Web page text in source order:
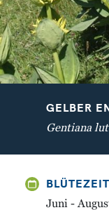
Bartsia
GELBER
Gentiana
BLÜTEZEIT
Juni -